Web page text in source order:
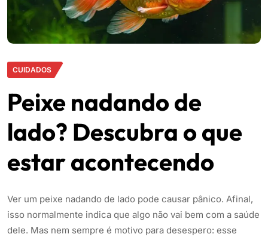
CUIDADOS
Peixe nadando de
lado? Descubra o que
estar acontecendo
Ver um peixe nadando de lado pode causar pânico. Afinal,
isso normalmente indica que algo não vai bem com a saúde
dele. Mas nem sempre é motivo para desespero: esse